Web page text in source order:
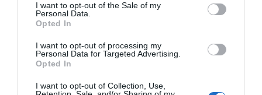
I want to opt-out of the Sale of my
Personal Data.
Opted In
I want to opt-out of processing my
Personal Data for Targeted Advertising.
Opted In
I want to opt-out of Collection, Use,
Ηλικία